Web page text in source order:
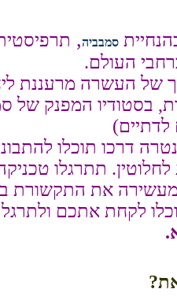
סמבביה,
של העשרה מרעננת
בסטודיו המפנק של
דרכו תוכלו
לחלוטין. תתרגלו
את התקשורת
לקחת אתכם